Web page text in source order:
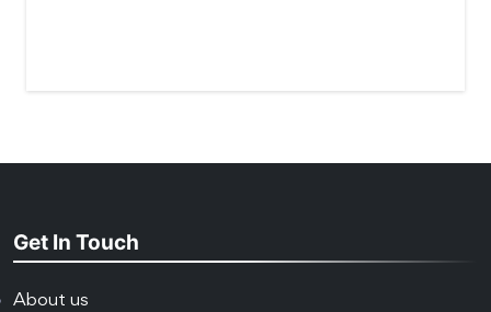
Get In Touch
About us